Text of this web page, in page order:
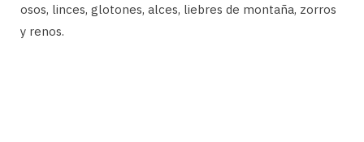
osos, linces, glotones, alces, liebres de montaña, zorros
y renos.